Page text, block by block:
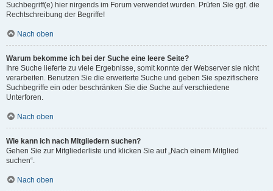
Suchbegriff(e) hier nirgends im Forum verwendet wurden. Prüfen Sie ggf. die
Rechtschreibung der Begriffe!
Nach oben
Warum bekomme ich bei der Suche eine leere Seite?
Ihre Suche lieferte zu viele Ergebnisse, somit konnte der Webserver sie nicht
verarbeiten. Benutzen Sie die erweiterte Suche und geben Sie spezifischere
Suchbegriffe ein oder beschränken Sie die Suche auf verschiedene
Unterforen.
Nach oben
Wie kann ich nach Mitgliedern suchen?
Gehen Sie zur Mitgliederliste und klicken Sie auf „Nach einem Mitglied
suchen“.
Nach oben